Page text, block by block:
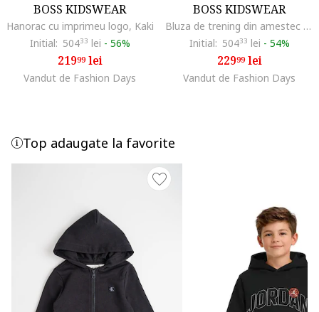
BOSS KIDSWEAR
Hanorac cu imprimeu logo, Kaki
Initial: 50433 lei - 56%
21999lei
Vandut de Fashion Days
BOSS KIDSWEAR
Bluza de trening din amestec de bumbac cu imprimeu logo, Negru/Bej
Initial: 50433 lei - 54%
22999lei
Vandut de Fashion Days
Top adaugate la favorite